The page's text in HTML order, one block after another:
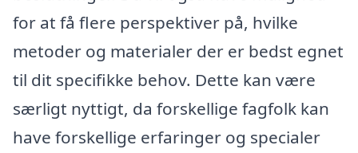
for at få flere perspektiver på, hvilke
metoder og materialer der er bedst egnet
til dit specifikke behov. Dette kan være
særligt nyttigt, da forskellige fagfolk kan
have forskellige erfaringer og specialer